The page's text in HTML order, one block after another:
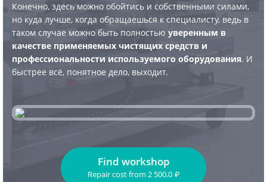
Конечно, здесь можно обойтись и собственными силами,
но куда лучше, когда обращаешься к специалисту, ведь в
таком случае можно быть полностью уверенным в
качестве применяемых чистящих средств и
профессиональности используемого оборудования. И
быстрее всё, понятное дело, выходит.
Find workshop
Repair costfrom 2 500.0 ₽